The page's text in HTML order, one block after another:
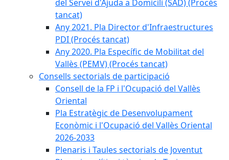
del Servei d'Ajuda a Domicili (SAD) (Procés
tancat)
Any 2021. Pla Director d'Infraestructures
PDI (Procés tancat)
Any 2020. Pla Específic de Mobilitat del
Vallès (PEMV) (Procés tancat)
Consells sectorials de participació
Consell de la FP i l'Ocupació del Vallès
Oriental
Pla Estratègic de Desenvolupament
Econòmic i l'Ocupació del Vallès Oriental
2026-2033
Plenaris i Taules sectorials de Joventut